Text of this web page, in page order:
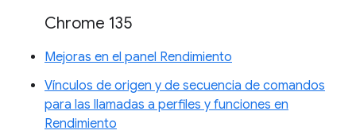
Chrome 135
Mejoras en el panel Rendimiento
Vínculos de origen y de secuencia de comandos
para las llamadas a perfiles y funciones en
Rendimiento